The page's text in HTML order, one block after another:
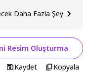
Daha Fazla Şey
Resim Oluşturma
Kaydet Kopyala